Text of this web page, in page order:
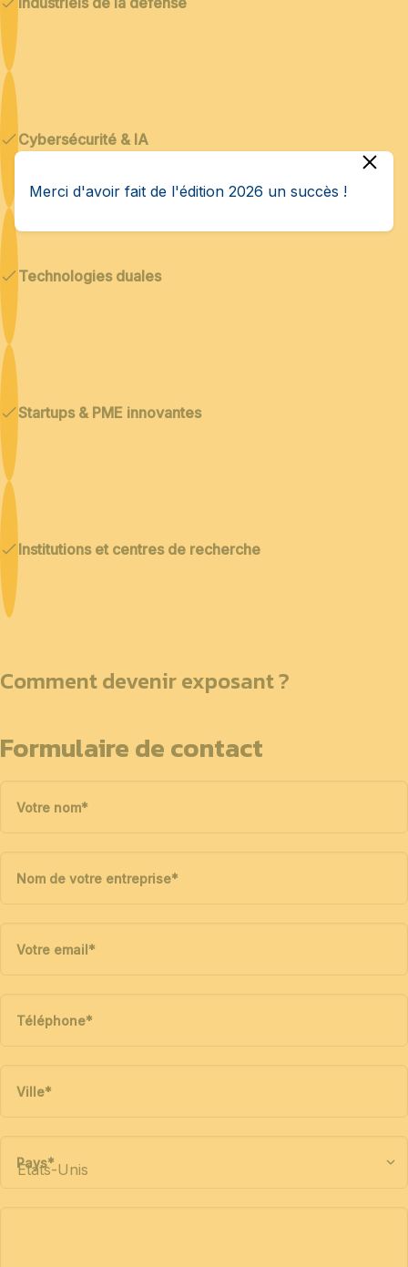
Cybersécurité & IA
Technologies duales
Startups & PME innovantes
Institutions et centres de recherche
Comment devenir exposant ?
Formulaire de contact
Votre nom*
Nom de votre entreprise*
Votre email*
Téléphone*
Ville*
Pays*
Merci d'avoir fait de l'édition 2026 un succès !